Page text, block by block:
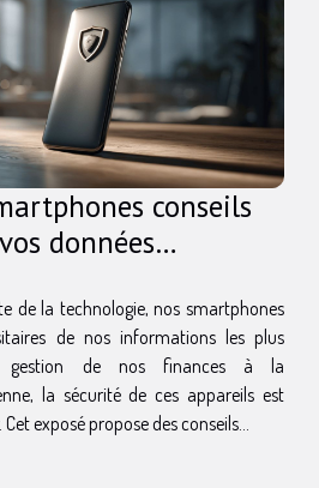
conseils
données
de la technologie, nos smartphones
de nos informations les plus
gestion de nos finances à la
la sécurité de ces appareils est
exposé propose des conseils...